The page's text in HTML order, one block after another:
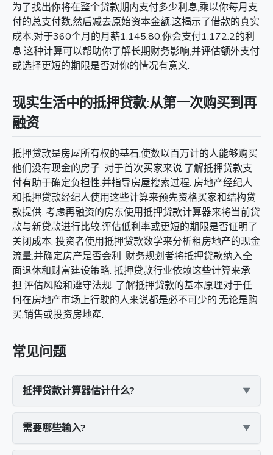
为了找出你将在整个贷款期内支付多少利息,乘以你每月支
付的总支付数,然后减去原始资本金额.这揭示了借款的真实
成本.对于360个月的月薪1.145.80,你会支付1.172.2的利
息.这种计算可以帮助你了解长期财务影响,并评估额外支付
或选择更短的期限是否对你的情况有意义.
现实生活中的抵押贷款:从第一次购买到再
融资
抵押贷款是房屋所有权的基石,使数以百万计的人能够购买
他们没有现金的房子. 对于首次买家来说,了解抵押贷款支
付有助于确定负担性,并指导房屋搜索过程. 房地产经纪人
和抵押贷款经纪人使用这些计算来预先资格买家和结构贷
款提供. 考虑再融资的房东使用抵押贷款计算器来将当前贷
款与新贷款进行比较,评估低利率或更短的期限是否证明了
关闭成本. 投资者使用抵押贷款数学来分析租房地产的现金
流量,并确定房产是否会利. 财务规划者将抵押贷款纳入全
面退休和财富建设策略. 抵押贷款行业依赖这些计算来承
担,评估风险和遵守法规. 了解抵押贷款的基本原理对于任
何在房地产市场上行驶的人来说都是必不可少的,无论是购
买,销售或投资房地產.
常见问题
抵押贷款计算器估计什么?
需要哪些输入?